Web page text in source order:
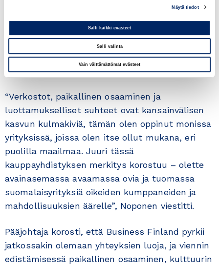
Näytä tiedot
Salli kaikki evästeet
Salli valinta
Vain välttämättömät evästeet
“Verkostot, paikallinen osaaminen ja
luottamukselliset suhteet ovat kansainvälisen
kasvun kulmakiviä, tämän olen oppinut monissa
yrityksissä, joissa olen itse ollut mukana, eri
puolilla maailmaa. Juuri tässä
kauppayhdistyksen merkitys korostuu – olette
avainasemassa avaamassa ovia ja tuomassa
suomalaisyrityksiä oikeiden kumppaneiden ja
mahdollisuuksien äärelle”, Noponen viestitti.
Pääjohtaja korosti, että Business Finland pyrkii
jatkossakin olemaan yhteyksien luoja, ja viennin
edistämisessä paikallinen osaaminen, kulttuurin